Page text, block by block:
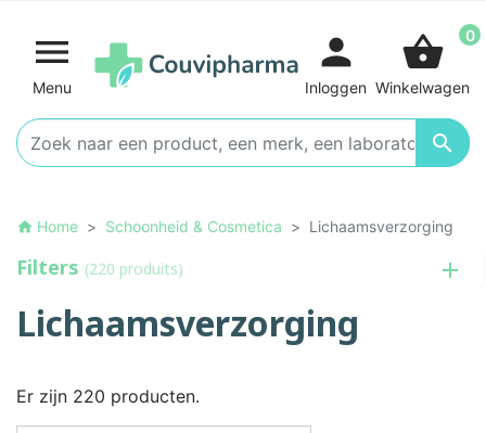

Menu

person
Inloggen
shopping_basket 0
Winkelwagen
home Home Schoonheid & Cosmetica Lichaamsverzorging
Filters (220 produits)
Lichaamsverzorging
Er zijn 220 producten.